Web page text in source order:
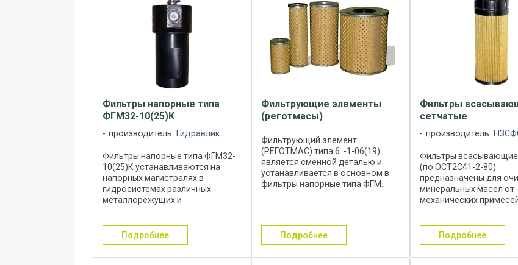
Фильтры напорные типа
ФГМ32-10(25)К
производитель: Гидравлик
Фильтры напорные типа ФГМ32-
10(25)К устанавливаются на
напорных магистралях в
гидросистемах различных
металлорежущих и
также различной дорожно-
строительной техники и служат
подробнее
Фильтрующие элементы
(реготмасы)
Фильтрующий элемент
(РЕГОТМАС) типа 6..-1-06(19)
является сменной деталью и
устанавливается в основном в
фильтры напорные типа ФГМ.
очищается от различных
примесей. ...
подробнее
Фильтры
сетчатые
производитель:
Фильтры всасывающие
(по ОСТ2С41-2-80)
предназначены для
минеральных масел от
механических
всасывающей
насоса в
подробнее